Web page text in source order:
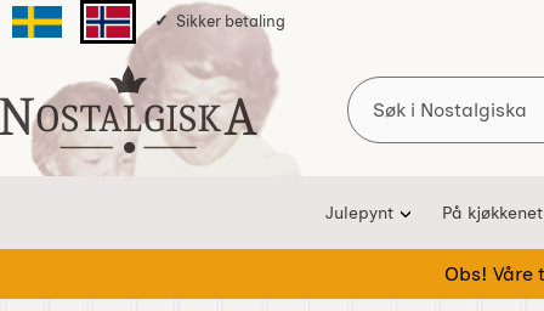
Svenska sidanNorska sidan
Sikker betaling
Startsiden for Nostalgiska
Søk
Julepynt På kjøkkenet
Obs! Våre